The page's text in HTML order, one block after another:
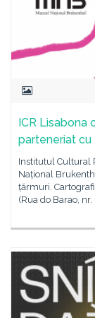
ICR Lisabona
parteneriat cu
Institutul Cultural
Național
țărmuri.
(Rua do Barao,